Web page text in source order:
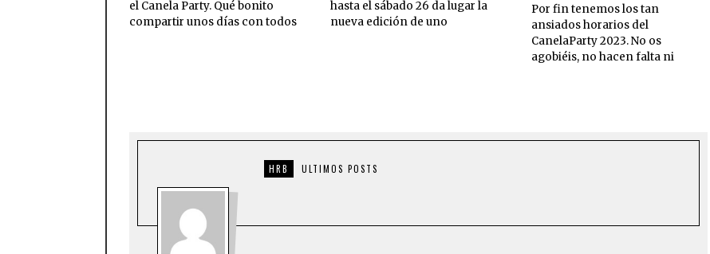
el Canela Party. Qué bonito
compartir unos días con todos
hasta el sábado 26 da lugar la
nueva edición de uno
Por fin tenemos los tan
ansiados horarios del
CanelaParty 2023. No os
agobiéis, no hacen falta ni
HRB ULTIMOS POSTS